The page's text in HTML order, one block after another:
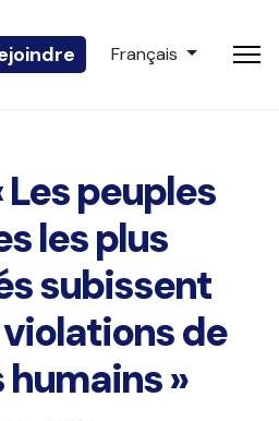
Sélectionnez votre
Français
Les peuples
les plus
subissent
de
»